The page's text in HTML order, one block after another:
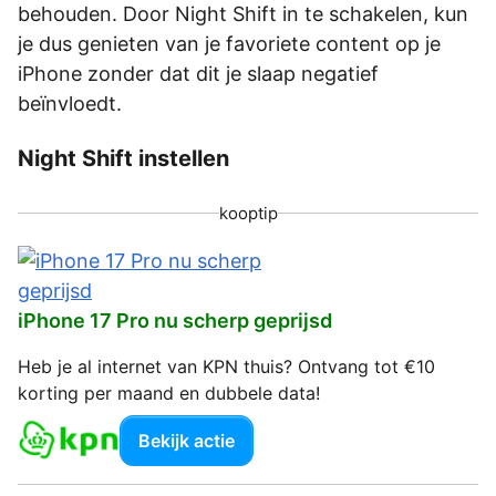
behouden. Door Night Shift in te schakelen, kun
je dus genieten van je favoriete content op je
iPhone zonder dat dit je slaap negatief
beïnvloedt.
Night Shift instellen
kooptip
iPhone 17 Pro nu scherp geprijsd
Heb je al internet van KPN thuis? Ontvang tot €10
korting per maand en dubbele data!
Bekijk actie